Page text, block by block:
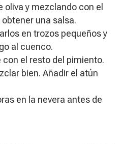
oliva y mezclando con el
una salsa.
en trozos pequeños y
al cuenco.
el resto del pimiento.
bien. Añadir el atún
en la nevera antes de